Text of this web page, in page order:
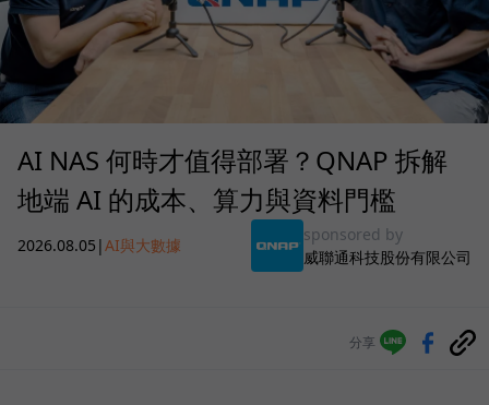
AI NAS 何時才值得部署？QNAP 拆解
地端 AI 的成本、算力與資料門檻
2026.08.05 |AI與大數據
sponsored by
威聯通科技股份有限公司
分享